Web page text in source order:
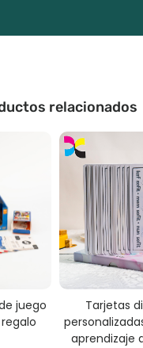
relacionados
juego
Tarjetas
aprendizaje